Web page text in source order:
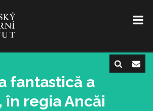
fantastică a
în regia Ancăi